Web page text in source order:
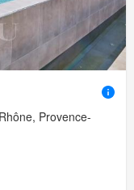
Provence-